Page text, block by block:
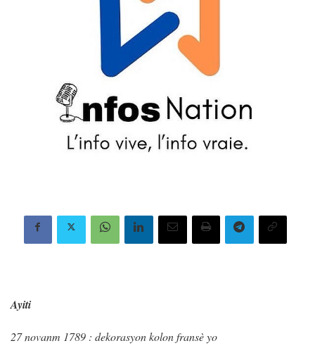
Ayiti
27 novanm 1789 : dekorasyon kolon fransè yo